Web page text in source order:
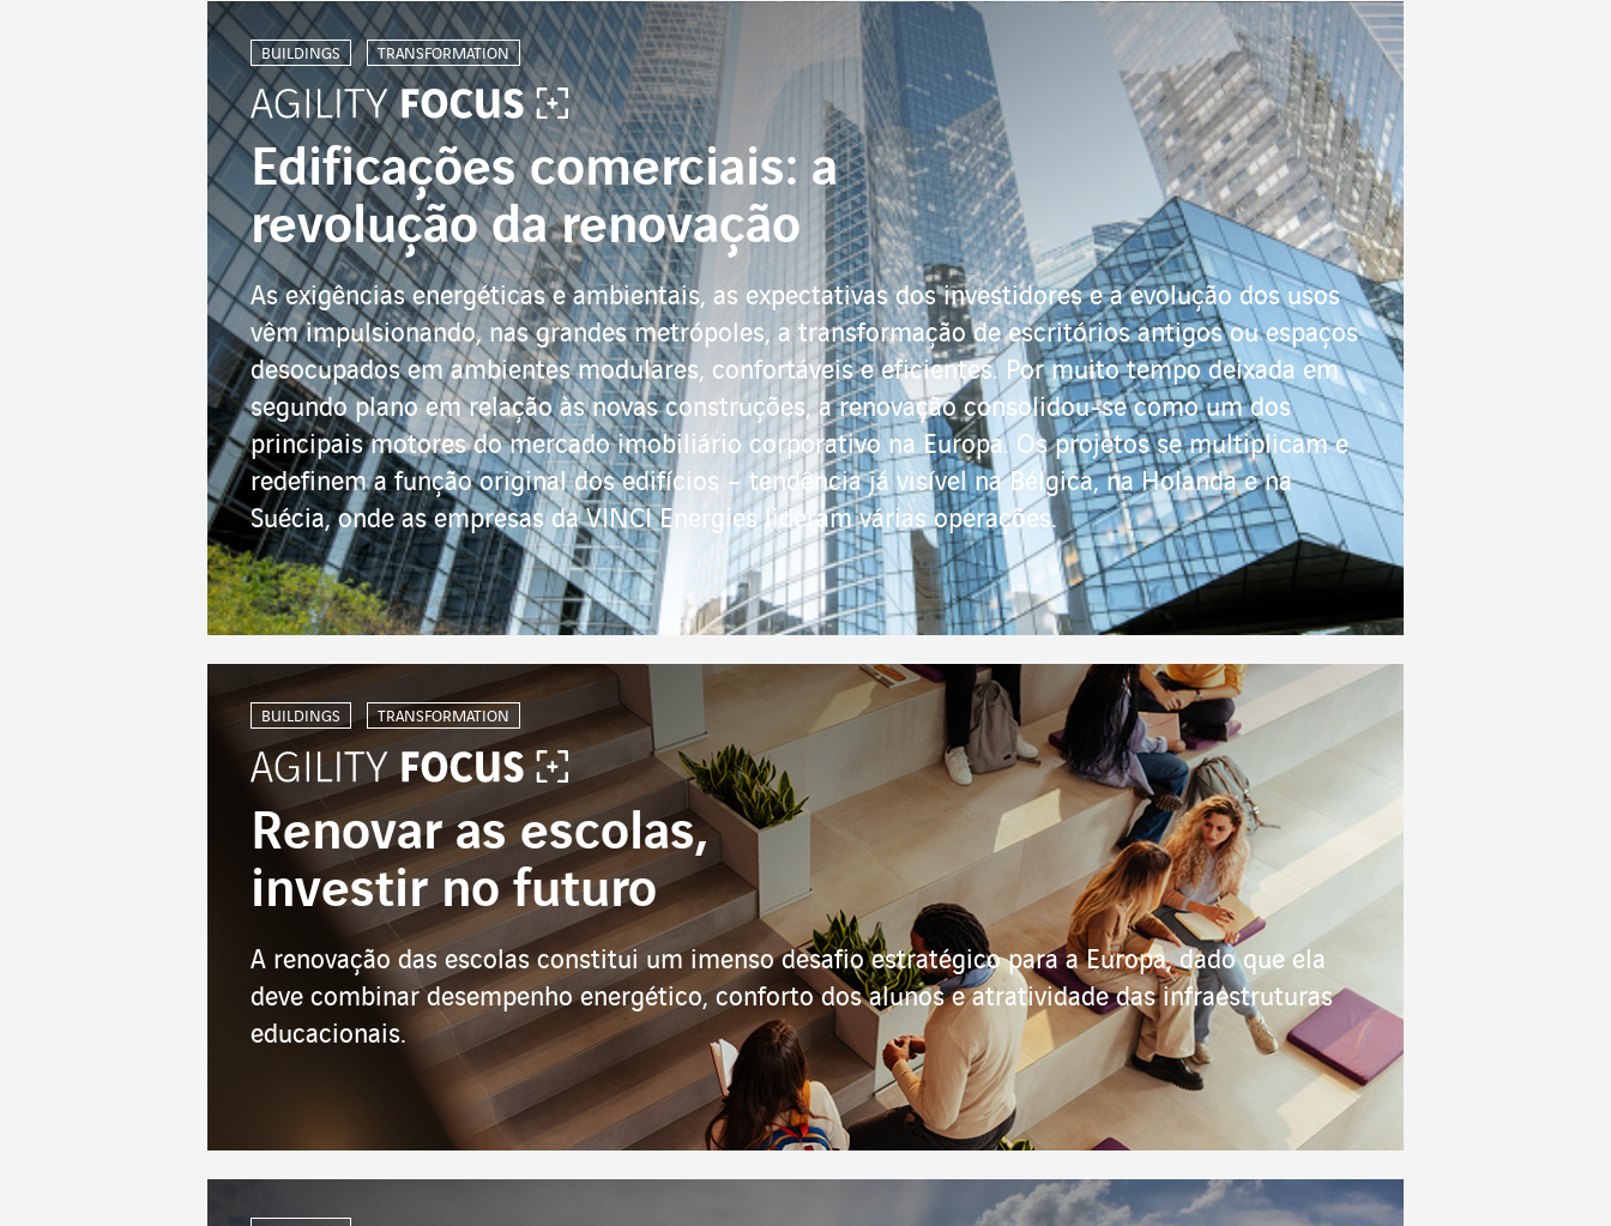
BUILDINGS TRANSFORMATION
Edificações comerciais: a
revolução da renovação
As exigências energéticas e ambientais, as expectativas dos investidores e a evolução dos usos
vêm impulsionando, nas grandes metrópoles, a transformação de escritórios antigos ou espaços
desocupados em ambientes modulares, confortáveis e eficientes. Por muito tempo deixada em
segundo plano em relação às novas construções, a renovação consolidou-se como um dos
principais motores do mercado imobiliário corporativo na Europa. Os projetos se multiplicam e
redefinem a função original dos edifícios – tendência já visível na Bélgica, na Holanda e na
Suécia, onde as empresas da VINCI Energies lideram várias operações.
BUILDINGS TRANSFORMATION
Renovar as escolas,
investir no futuro
A renovação das escolas constitui um imenso desafio estratégico para a Europa, dado que ela
deve combinar desempenho energético, conforto dos alunos e atratividade das infraestruturas
educacionais.